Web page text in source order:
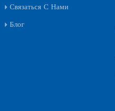
Связаться С Нами
Блог